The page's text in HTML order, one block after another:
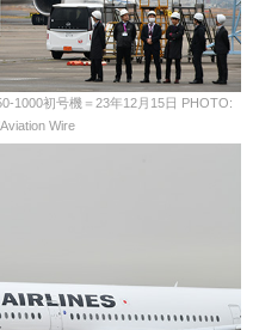
1000初号機＝23年12月15日 PHOTO:
Wire